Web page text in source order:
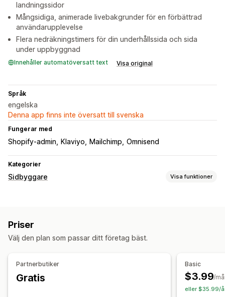
landningssidor
Mångsidiga, animerade livebakgrunder för en förbättrad
användarupplevelse
Flera nedräkningstimers för din underhållssida och sida
under uppbyggnad
Innehåller automatöversatt text Visa original
Språk
engelska
Denna app finns inte översatt till svenska
Fungerar med
Shopify-admin Klaviyo Mailchimp Omnisend
Kategorier
Sidbyggare Visa funktioner
Priser
Välj den plan som passar ditt företag bäst.
Partnerbutiker
Gratis
Basic
$3.99/
eller $35.99/